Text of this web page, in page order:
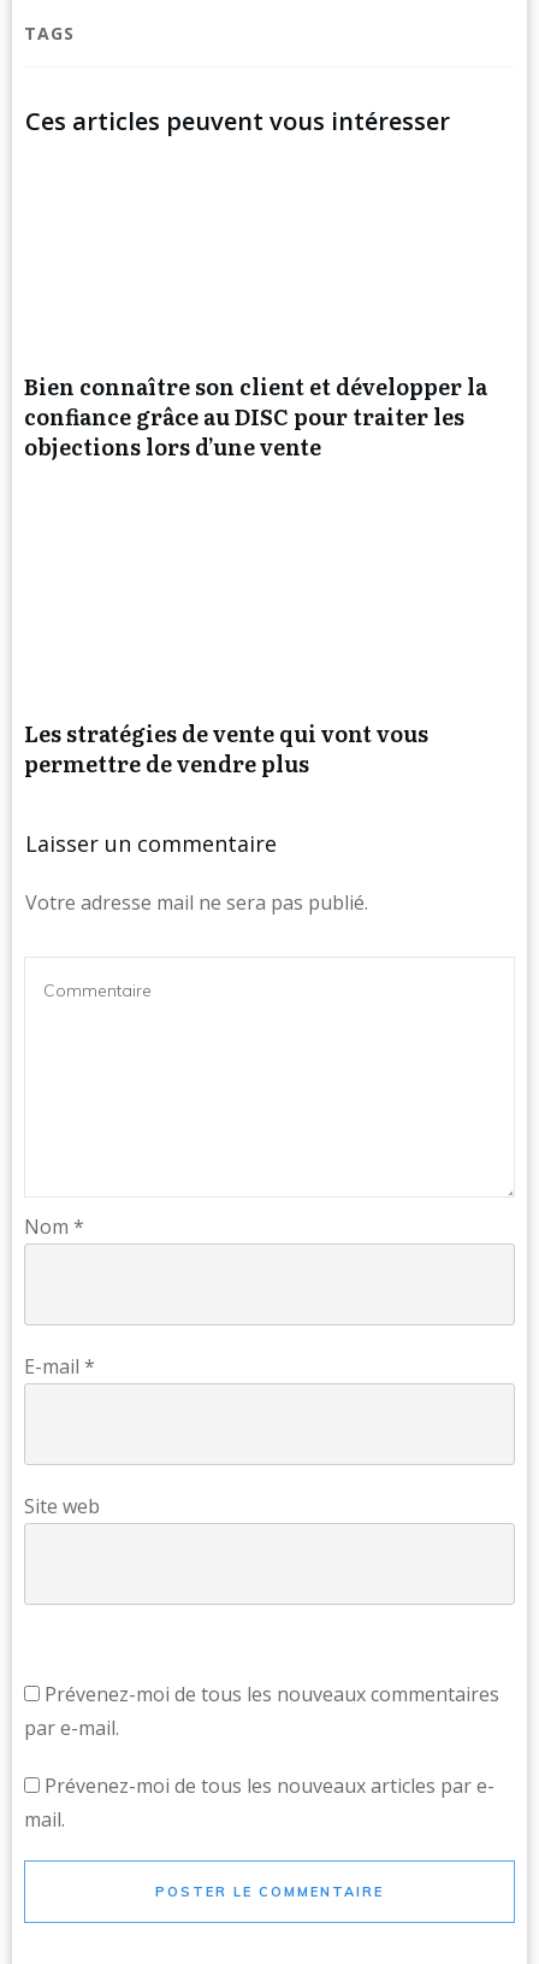
TAGS
Ces articles peuvent vous intéresser
Bien connaître son client et développer la
confiance grâce au DISC pour traiter les
objections lors d’une vente
Les stratégies de vente qui vont vous
permettre de vendre plus
Laisser un commentaire
Votre adresse mail ne sera pas publié.
Nom *
E-mail *
Site web
Prévenez-moi de tous les nouveaux commentaires
par e-mail.
Prévenez-moi de tous les nouveaux articles par e-
mail.
POSTER LE COMMENTAIRE